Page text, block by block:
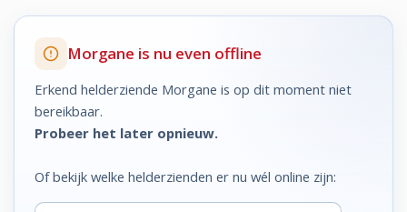
Morgane is nu even offline
Erkend helderziende Morgane is op dit moment niet
bereikbaar.
Probeer het later opnieuw.
Of bekijk welke helderzienden er nu wél online zijn: